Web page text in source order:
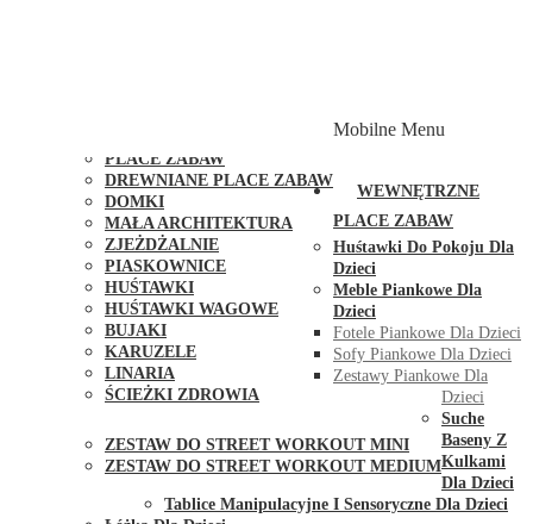
PLACE ZABAW
DREWNIANE PLACE ZABAW
DOMKI
MAŁA ARCHITEKTURA
ZJEŻDŻALNIE
PIASKOWNICE
HUŚTAWKI
HUŚTAWKI WAGOWE
BUJAKI
KARUZELE
LINARIA
ŚCIEŻKI ZDROWIA
ZESTAW DO STREET WORKOUT MINI
ZESTAW DO STREET WORKOUT MEDIUM
Mobilne Menu
WEWNĘTRZNE
PLACE ZABAW
Huśtawki Do Pokoju Dla
Dzieci
Meble Piankowe Dla
Dzieci
Fotele Piankowe Dla Dzieci
Sofy Piankowe Dla Dzieci
Zestawy Piankowe Dla
Dzieci
Suche
Baseny Z
Kulkami
Dla Dzieci
Tablice Manipulacyjne I Sensoryczne Dla Dzieci